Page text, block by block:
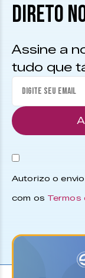
DIRETO
Assine a
tudo que
Autorizo o
com os Termos